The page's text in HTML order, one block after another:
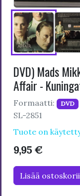
DVD) Mads
Affair -
Formaatti: DVD
SL-2851
Tuote on
9,95 €
Lisää